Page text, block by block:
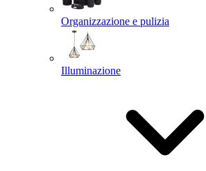
Organizzazione e pulizia
Illuminazione